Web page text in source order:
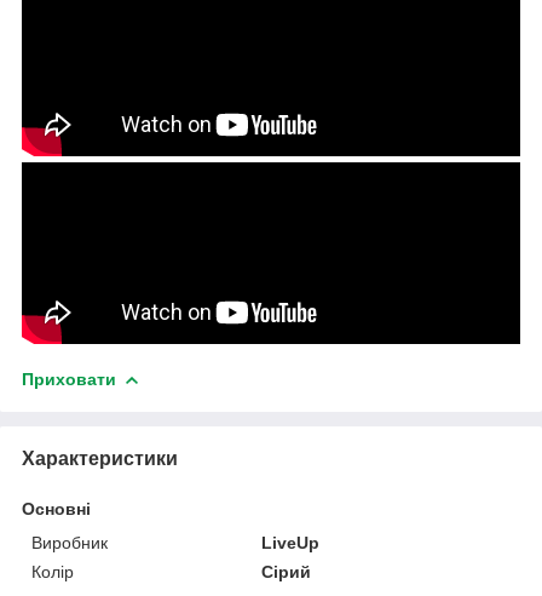
Приховати
Характеристики
Основні
Виробник
LiveUp
Колір
Сірий